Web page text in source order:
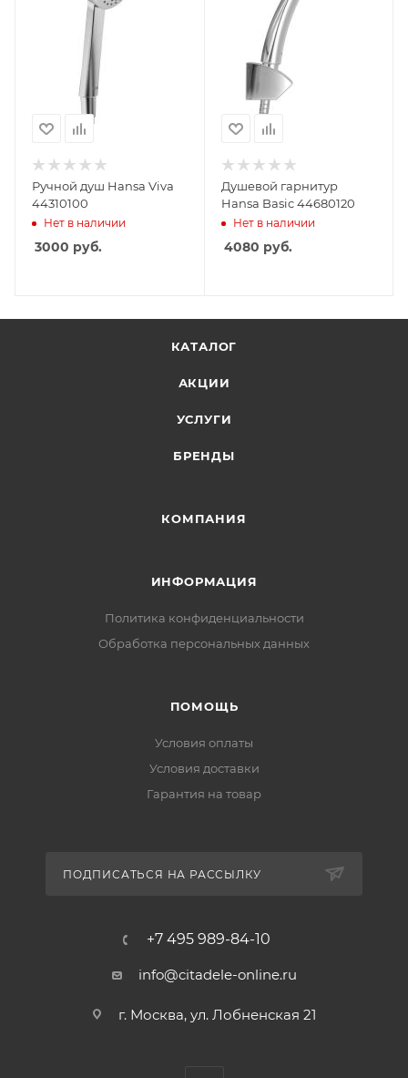
Ручной душ Hansa Viva
44310100
Нет в наличии
3000 руб.
Душевой гарнитур
Hansa Basic 44680120
Нет в наличии
4080 руб.
КАТАЛОГ
АКЦИИ
УСЛУГИ
БРЕНДЫ
КОМПАНИЯ
ИНФОРМАЦИЯ
Политика конфиденциальности
Обработка персональных данных
ПОМОЩЬ
Условия оплаты
Условия доставки
Гарантия на товар
ПОДПИСАТЬСЯ НА РАССЫЛКУ
+7 495 989-84-10
info@citadele-online.ru
г. Москва, ул. Лобненская 21